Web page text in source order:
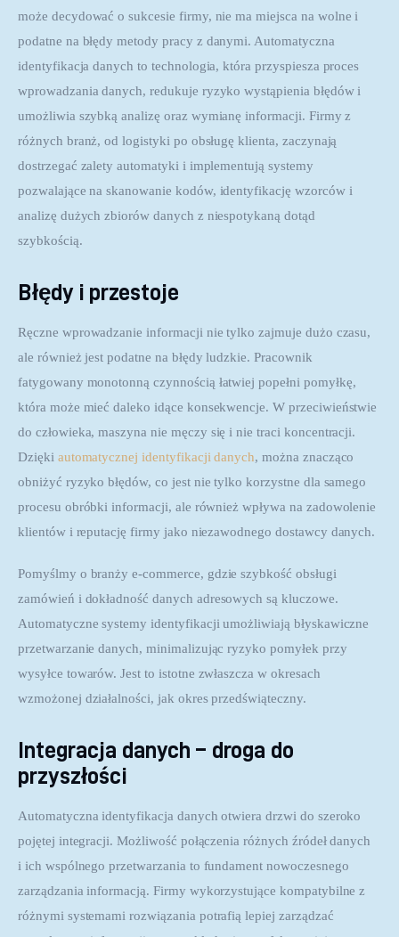
może decydować o sukcesie firmy, nie ma miejsca na wolne i
podatne na błędy metody pracy z danymi. Automatyczna
identyfikacja danych to technologia, która przyspiesza proces
wprowadzania danych, redukuje ryzyko wystąpienia błędów i
umożliwia szybką analizę oraz wymianę informacji. Firmy z
różnych branż, od logistyki po obsługę klienta, zaczynają
dostrzegać zalety automatyki i implementują systemy
pozwalające na skanowanie kodów, identyfikację wzorców i
analizę dużych zbiorów danych z niespotykaną dotąd
szybkością.
Błędy i przestoje
Ręczne wprowadzanie informacji nie tylko zajmuje dużo czasu,
ale również jest podatne na błędy ludzkie. Pracownik
fatygowany monotonną czynnością łatwiej popełni pomyłkę,
która może mieć daleko idące konsekwencje. W przeciwieństwie
do człowieka, maszyna nie męczy się i nie traci koncentracji.
Dzięki automatycznej identyfikacji danych, można znacząco
obniżyć ryzyko błędów, co jest nie tylko korzystne dla samego
procesu obróbki informacji, ale również wpływa na zadowolenie
klientów i reputację firmy jako niezawodnego dostawcy danych.
Pomyślmy o branży e-commerce, gdzie szybkość obsługi
zamówień i dokładność danych adresowych są kluczowe.
Automatyczne systemy identyfikacji umożliwiają błyskawiczne
przetwarzanie danych, minimalizując ryzyko pomyłek przy
wysyłce towarów. Jest to istotne zwłaszcza w okresach
wzmożonej działalności, jak okres przedświąteczny.
Integracja danych – droga do
przyszłości
Automatyczna identyfikacja danych otwiera drzwi do szeroko
pojętej integracji. Możliwość połączenia różnych źródeł danych
i ich wspólnego przetwarzania to fundament nowoczesnego
zarządzania informacją. Firmy wykorzystujące kompatybilne z
różnymi systemami rozwiązania potrafią lepiej zarządzać